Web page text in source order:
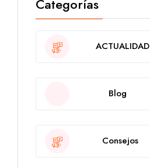
Categorías
ACTUALIDAD
Blog
Consejos